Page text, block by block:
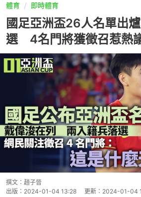
體育 即時體育
國足亞洲盃26人名單出
選 4名門將獲徵召惹熱
撰文： 趙子晉
出版： 2024-01-04 13:28 更新： 2024-01-04